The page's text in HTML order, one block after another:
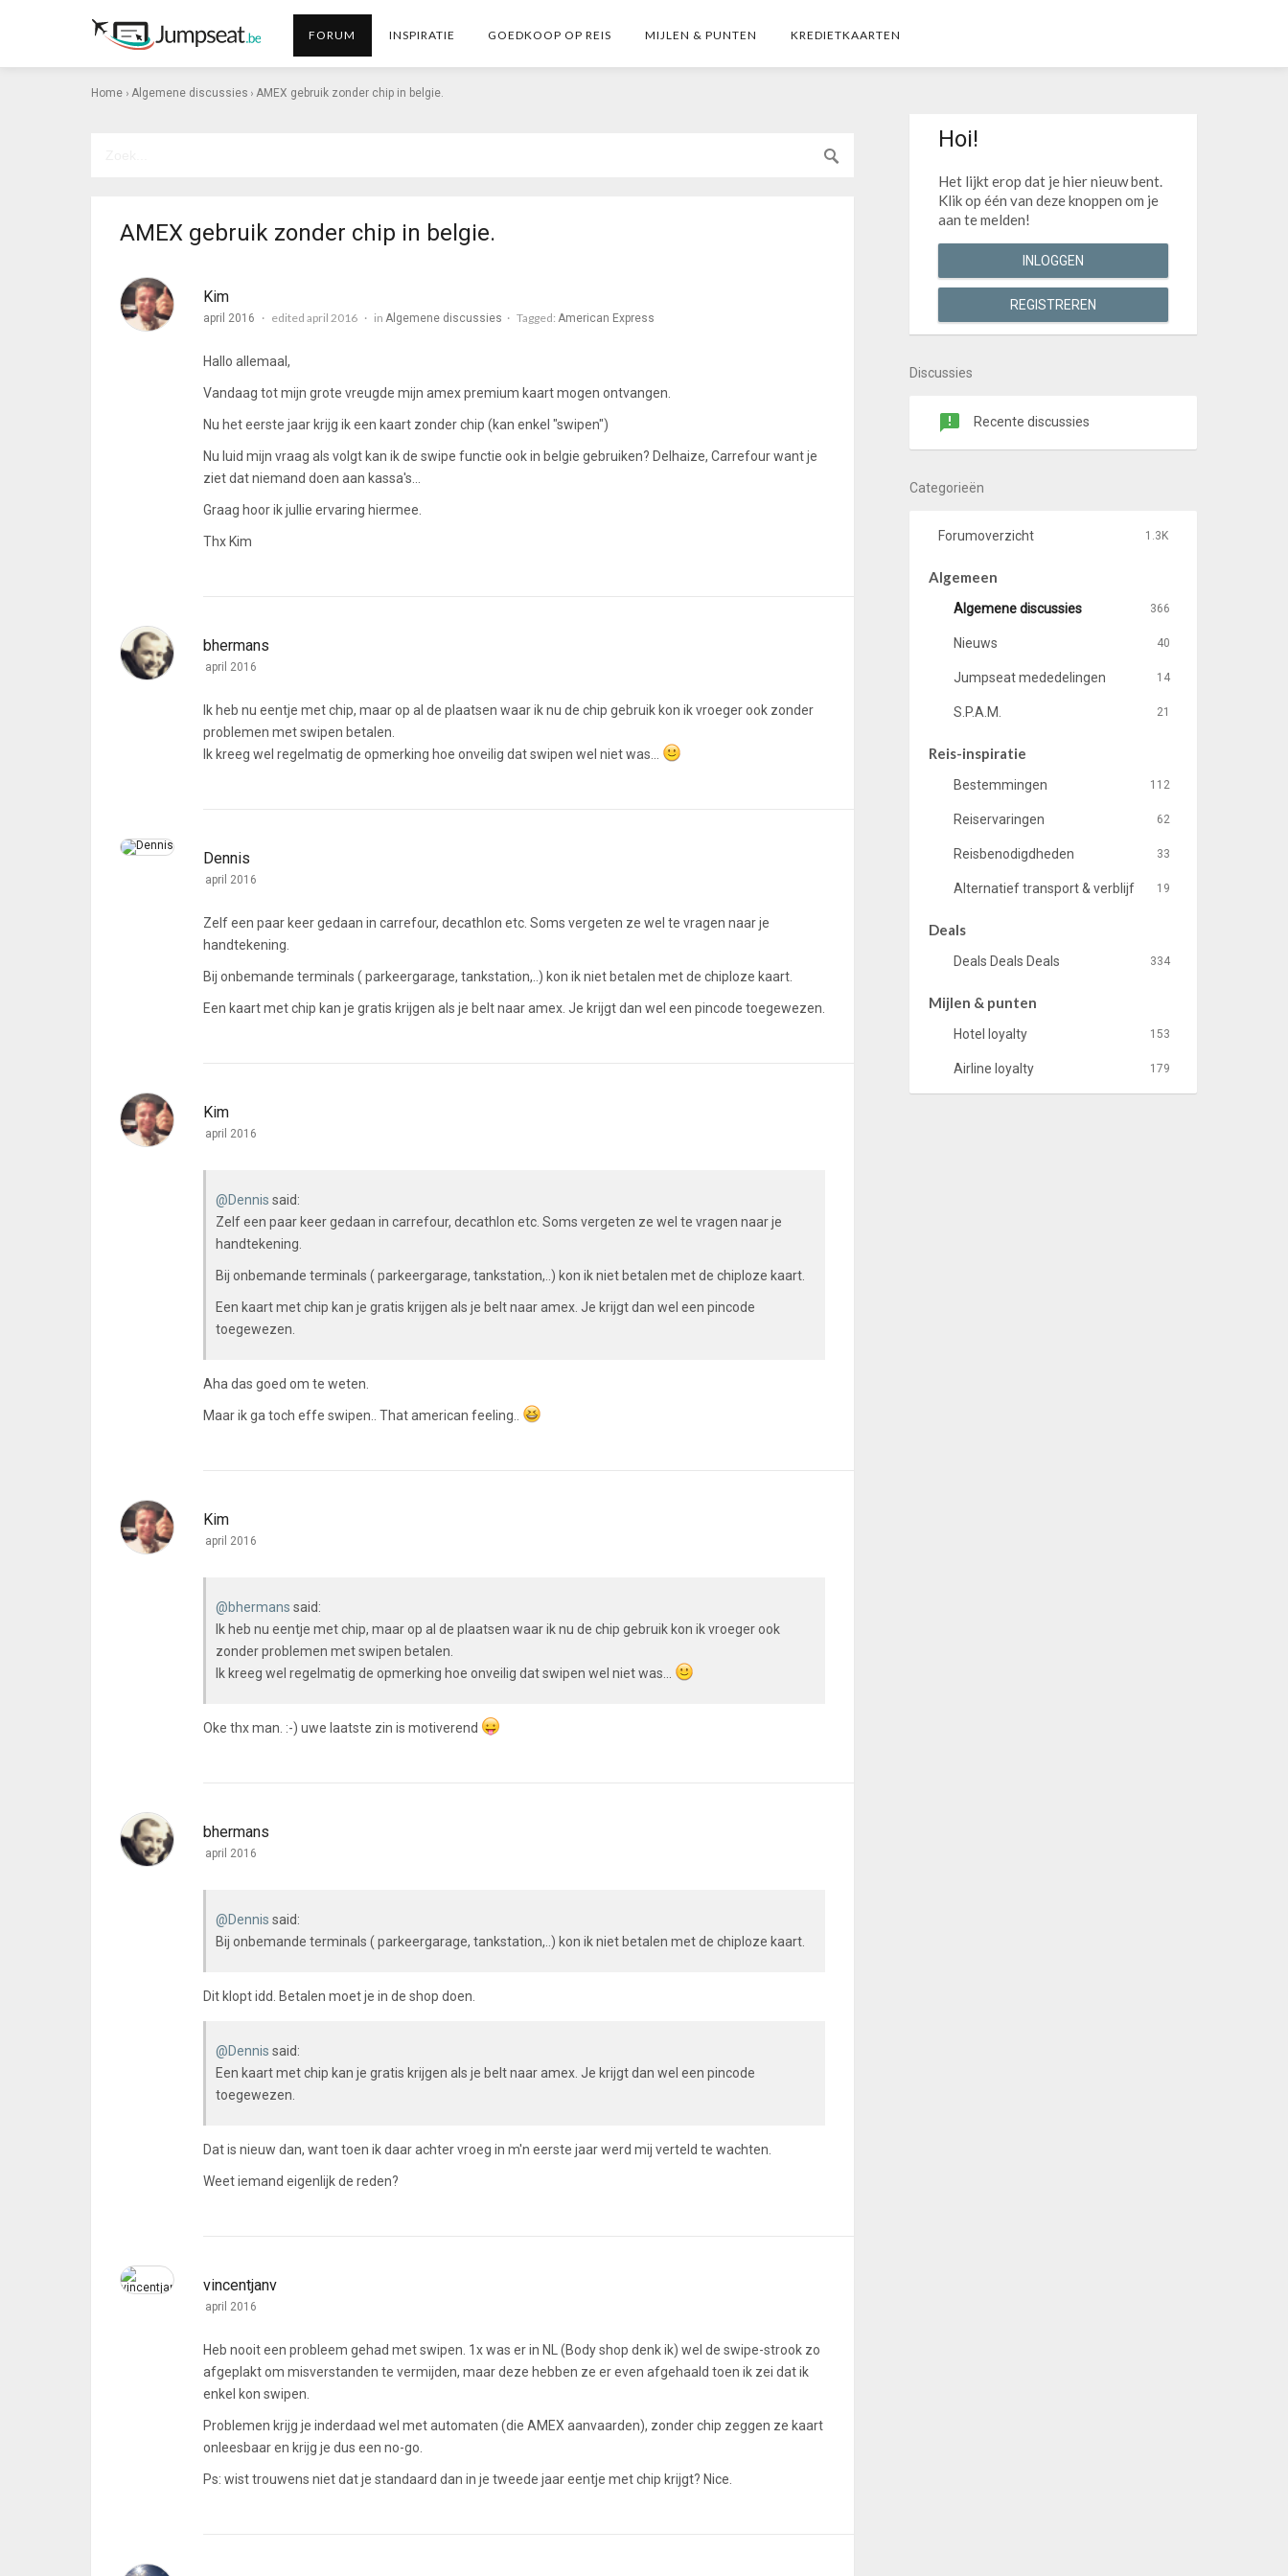
FORUM INSPIRATIE GOEDKOOP OP REIS MIJLEN & PUNTEN KREDIETKAARTEN
Home › Algemene discussies › AMEX gebruik zonder chip in belgie.
AMEX gebruik zonder chip in belgie.
Kim
april 2016 edited april 2016 in Algemene discussies Tagged: American Express
Hallo allemaal,
Vandaag tot mijn grote vreugde mijn amex premium kaart mogen ontvangen.
Nu het eerste jaar krijg ik een kaart zonder chip (kan enkel "swipen")
Nu luid mijn vraag als volgt kan ik de swipe functie ook in belgie gebruiken? Delhaize, Carrefour want je
ziet dat niemand doen aan kassa's...
Graag hoor ik jullie ervaring hiermee.
Thx Kim
bhermans
april 2016
Ik heb nu eentje met chip, maar op al de plaatsen waar ik nu de chip gebruik kon ik vroeger ook zonder
problemen met swipen betalen.
Ik kreeg wel regelmatig de opmerking hoe onveilig dat swipen wel niet was...
Dennis
april 2016
Zelf een paar keer gedaan in carrefour, decathlon etc. Soms vergeten ze wel te vragen naar je
handtekening.
Bij onbemande terminals ( parkeergarage, tankstation,..) kon ik niet betalen met de chiploze kaart.
Een kaart met chip kan je gratis krijgen als je belt naar amex. Je krijgt dan wel een pincode toegewezen.
Kim
april 2016
@Dennis said:
Zelf een paar keer gedaan in carrefour, decathlon etc. Soms vergeten ze wel te vragen naar je
handtekening.
Bij onbemande terminals ( parkeergarage, tankstation,..) kon ik niet betalen met de chiploze kaart.
Een kaart met chip kan je gratis krijgen als je belt naar amex. Je krijgt dan wel een pincode
toegewezen.
Aha das goed om te weten.
Maar ik ga toch effe swipen.. That american feeling..
Kim
april 2016
@bhermans said:
Ik heb nu eentje met chip, maar op al de plaatsen waar ik nu de chip gebruik kon ik vroeger ook
zonder problemen met swipen betalen.
Ik kreeg wel regelmatig de opmerking hoe onveilig dat swipen wel niet was...
Oke thx man. :-) uwe laatste zin is motiverend
bhermans
april 2016
@Dennis said:
Bij onbemande terminals ( parkeergarage, tankstation,..) kon ik niet betalen met de chiploze kaart.
Dit klopt idd. Betalen moet je in de shop doen.
@Dennis said:
Een kaart met chip kan je gratis krijgen als je belt naar amex. Je krijgt dan wel een pincode
toegewezen.
Dat is nieuw dan, want toen ik daar achter vroeg in m'n eerste jaar werd mij verteld te wachten.
Weet iemand eigenlijk de reden?
vincentjanv
april 2016
Heb nooit een probleem gehad met swipen. 1x was er in NL (Body shop denk ik) wel de swipe-strook zo
afgeplakt om misverstanden te vermijden, maar deze hebben ze er even afgehaald toen ik zei dat ik
enkel kon swipen.
Problemen krijg je inderdaad wel met automaten (die AMEX aanvaarden), zonder chip zeggen ze kaart
onleesbaar en krijg je dus een no-go.
Ps: wist trouwens niet dat je standaard dan in je tweede jaar eentje met chip krijgt? Nice.
Hoi!
Het lijkt erop dat je hier nieuw bent.
Klik op één van deze knoppen om je
aan te melden!
INLOGGEN
REGISTREREN
Discussies
Recente discussies
Categorieën
1.3K
Forumoverzicht
Algemeen
366
Algemene discussies
40
Nieuws
14
Jumpseat mededelingen
21
S.P.A.M.
Reis-inspiratie
112
Bestemmingen
62
Reiservaringen
33
Reisbenodigdheden
19
Alternatief transport & verblijf
Deals
334
Deals Deals Deals
Mijlen & punten
153
Hotel loyalty
179
Airline loyalty